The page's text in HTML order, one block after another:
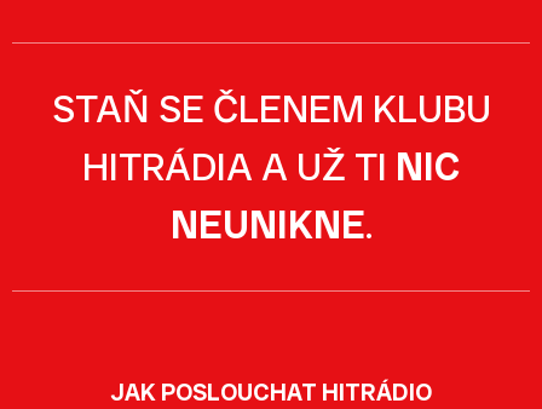
STAŇ SE ČLENEM KLUBU
HITRÁDIA A UŽ TI NIC
NEUNIKNE.
JAK POSLOUCHAT HITRÁDIO